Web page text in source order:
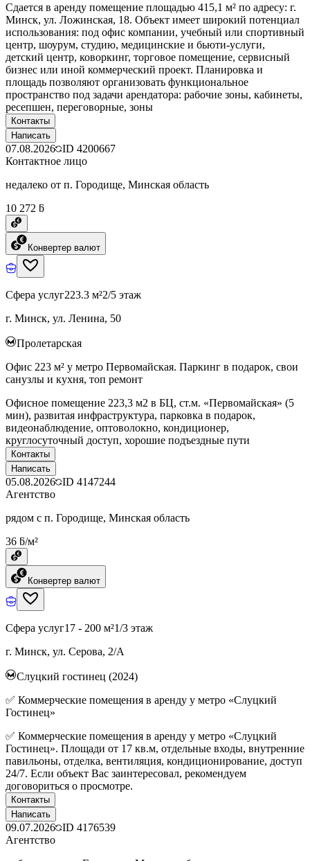
Сдается в аренду помещение площадью 415,1 м² по адресу: г.
Минск, ул. Ложинская, 18. Объект имеет широкий потенциал
использования: под офис компании, учебный или спортивный
центр, шоурум, студию, медицинские и бьюти-услуги,
детский центр, коворкинг, торговое помещение, сервисный
бизнес или иной коммерческий проект. Планировка и
площадь позволяют организовать функциональное
пространство под задачи арендатора: рабочие зоны, кабинеты,
ресепшен, переговорные, зоны
Контакты
Написать
07.08.2026 ID 4200667
Контактное лицо
недалеко от п. Городище, Минская область
10 272 ƃ
Конвертер валют
Сфера услуг223.3 м²2/5 этаж
г. Минск, ул. Ленина, 50
Пролетарская
Офис 223 м² у метро Первомайская. Паркинг в подарок, свои
санузлы и кухня, топ ремонт
Офисное помещение 223,3 м2 в БЦ, ст.м. «Первомайская» (5
мин), развитая инфраструктура, парковка в подарок,
видеонаблюдение, оптоволокно, кондиционер,
круглосуточный доступ, хорошие подъездные пути
Контакты
Написать
05.08.2026 ID 4147244
Агентство
рядом с п. Городище, Минская область
36 ƃ/м²
Конвертер валют
Сфера услуг17 - 200 м²1/3 этаж
г. Минск, ул. Серова, 2/А
Слуцкий гостинец (2024)
✅ Коммерческие помещения в аренду у метро «Слуцкий
Гостинец»
✅ Коммерческие помещения в аренду у метро «Слуцкий
Гостинец». Площади от 17 кв.м, отдельные входы, внутренние
павильоны, отделка, вентиляция, кондиционирование, доступ
24/7. Если объект Вас заинтересовал, рекомендуем
договориться о просмотре.
Контакты
Написать
09.07.2026 ID 4176539
Агентство